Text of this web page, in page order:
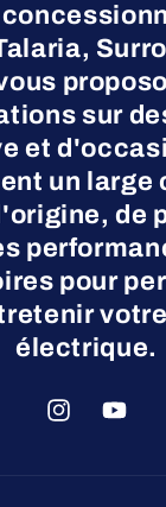
sur
et
un large
de
pour
électrique.
InstagramYouTube